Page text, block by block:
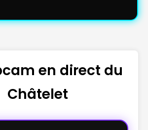
en direct du
Châtelet